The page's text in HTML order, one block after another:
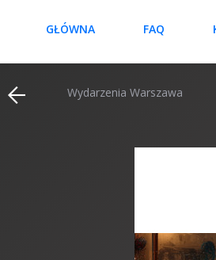
GŁÓWNA FAQ
Wydarzenia Warszawa